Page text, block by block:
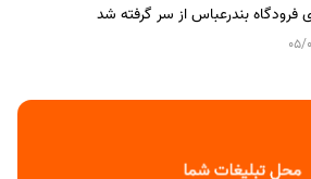
فرودگاه بندرعباس از سر گرفته شد
05/